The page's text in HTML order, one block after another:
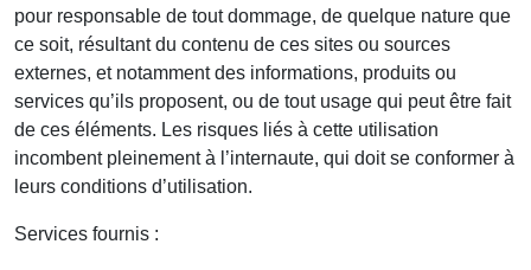
pour responsable de tout dommage, de quelque nature que
ce soit, résultant du contenu de ces sites ou sources
externes, et notamment des informations, produits ou
services qu’ils proposent, ou de tout usage qui peut être fait
de ces éléments. Les risques liés à cette utilisation
incombent pleinement à l’internaute, qui doit se conformer à
leurs conditions d’utilisation.
Services fournis :